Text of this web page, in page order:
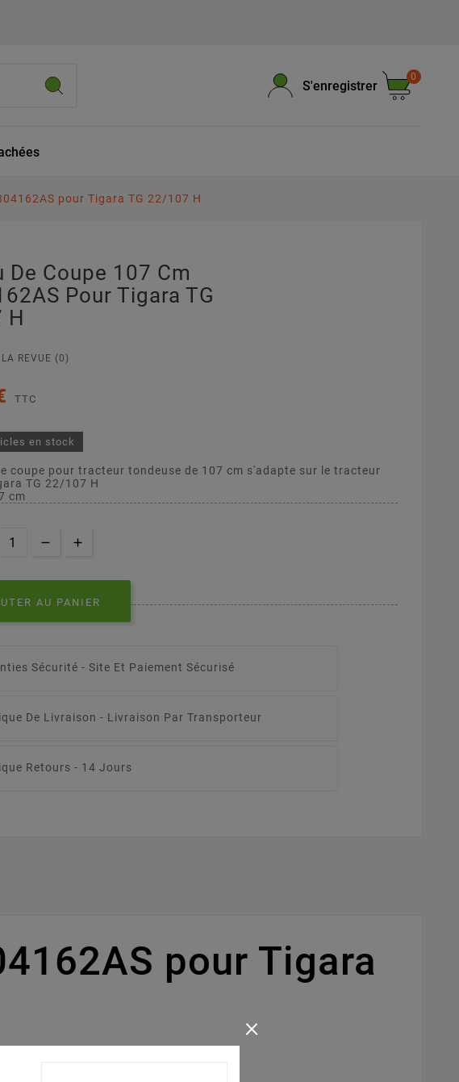
S'enregistrer
0
pour Tigara TG 22/107 H
De Coupe 107 Cm
Pour Tigara TG
H
LA REVUE (0)
TTC
en stock
coupe pour tracteur tondeuse de 107 cm s'adapte sur le tracteur
TG 22/107 H
cm
AU PANIER
Sécurité - Site Et Paiement Sécurisé
De Livraison - Livraison Par Transporteur
Retours - 14 Jours
pour Tigara
×